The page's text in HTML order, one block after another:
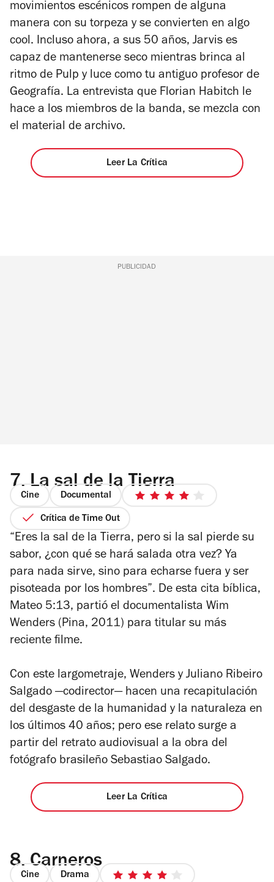
movimientos escénicos rompen de alguna
manera con su torpeza y se convierten en algo
cool. Incluso ahora, a sus 50 años, Jarvis es
capaz de mantenerse seco mientras brinca al
ritmo de Pulp y luce como tu antiguo profesor de
Geografía. La entrevista que Florian Habitch le
hace a los miembros de la banda, se mezcla con
el material de archivo.
Leer La Crítica
PUBLICIDAD
7. La sal de la Tierra
Cine Documental
4
5
Crítica de Time Out
“Eres la sal de la Tierra, pero si la sal pierde su
sabor, ¿con qué se hará salada otra vez? Ya
para nada sirve, sino para echarse fuera y ser
pisoteada por los hombres”. De esta cita bíblica,
Mateo 5:13, partió el documentalista Wim
Wenders (Pina, 2011) para titular su más
reciente filme.
Con este largometraje, Wenders y Juliano Ribeiro
Salgado —codirector— hacen una recapitulación
del desgaste de la humanidad y la naturaleza en
los últimos 40 años; pero ese relato surge a
partir del retrato audiovisual a la obra del
fotógrafo brasileño Sebastiao Salgado.
Leer La Crítica
8. Carneros
Cine Drama